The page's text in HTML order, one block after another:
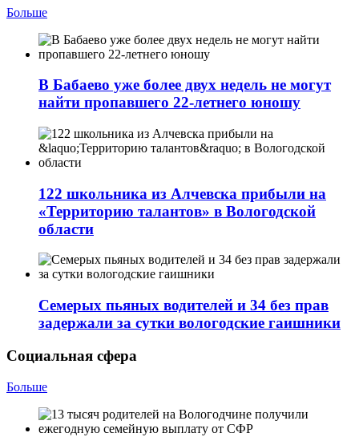
Больше
В Бабаево уже более двух недель не могут
найти пропавшего 22-летнего юношу
122 школьника из Алчевска прибыли на
«Территорию талантов» в Вологодской
области
Семерых пьяных водителей и 34 без прав
задержали за сутки вологодские гаишники
Социальная сфера
Больше